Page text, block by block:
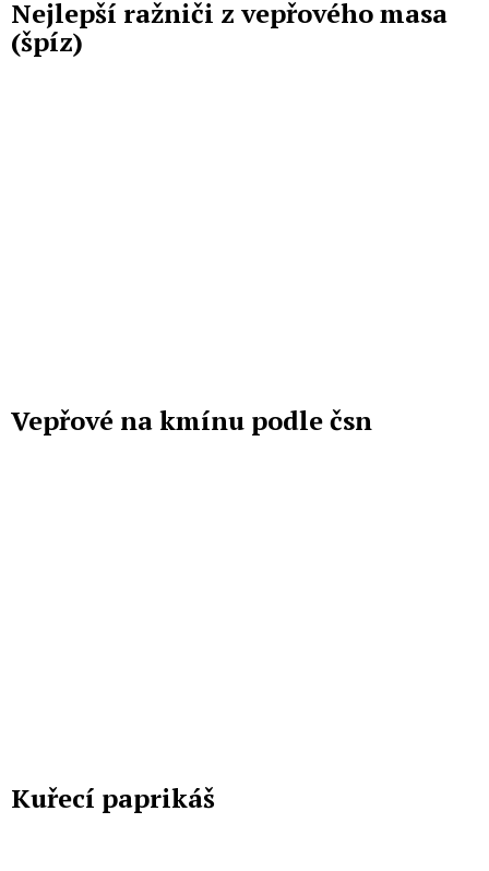
Nejlepší ražniči z vepřového masa
(špíz)
Vepřové na kmínu podle čsn
Kuřecí paprikáš